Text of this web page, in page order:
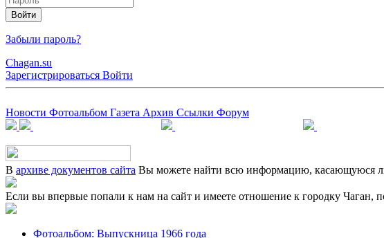
Войти
Забыли пароль?
Chagan.su
Зарегистрироваться Войти
Новости Фотоальбом Газета Архив Ссылки Форум
В архиве документов сайта Вы можете найти всю информацию, касающуюся
Если вы впервые попали к нам на сайт и имеете отношение к городку Чаган,
Фотоальбом: Выпускница 1966 года